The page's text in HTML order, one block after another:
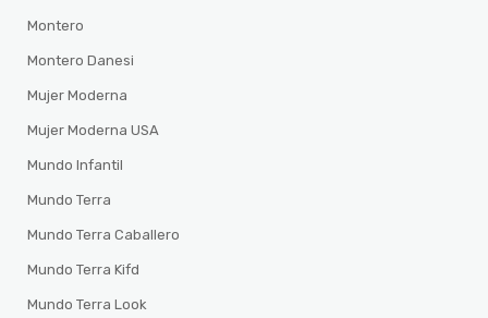
Montero
Montero Danesi
Mujer Moderna
Mujer Moderna USA
Mundo Infantil
Mundo Terra
Mundo Terra Caballero
Mundo Terra Kifd
Mundo Terra Look